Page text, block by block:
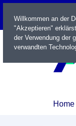
Home
Willkommen an der
"Akzeptieren"
der Verwendung der
verwandten